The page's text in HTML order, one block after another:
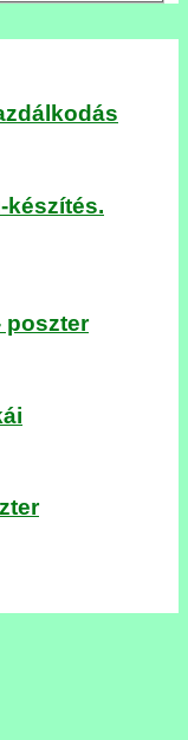
készítés.
poszter